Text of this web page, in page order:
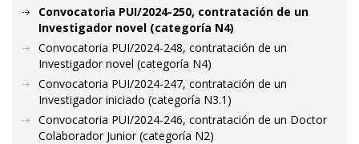
Convocatoria PUI/2024-250, contratación de un
Investigador novel (categoría N4)
Convocatoria PUI/2024-248, contratación de un
Investigador novel (categoría N4)
Convocatoria PUI/2024-247, contratación de un
Investigador iniciado (categoría N3.1)
Convocatoria PUI/2024-246, contratación de un Doctor
Colaborador Junior (categoría N2)